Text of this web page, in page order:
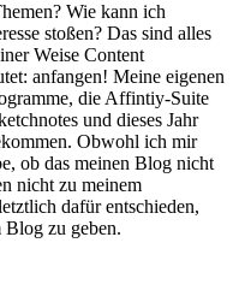
Wie kann ich
stoßen? Das sind alles
Weise Content
anfangen! Meine eigenen
die Affintiy-Suite
und dieses Jahr
Obwohl ich mir
ob das meinen Blog nicht
nicht zu meinem
dafür entschieden,
Blog zu geben.